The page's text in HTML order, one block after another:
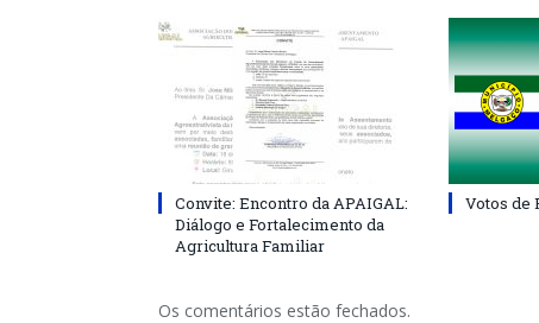
Convite: Encontro da APAIGAL:
Diálogo e Fortalecimento da
Agricultura Familiar
Votos de
Os comentários estão fechados.